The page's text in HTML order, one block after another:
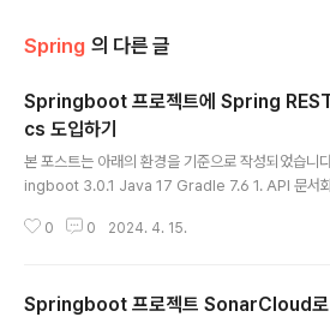
Spring 의 다른 글
Springboot 프로젝트에 Spring
cs 도입하기
본 포스트는 아래의 환경을 기준으로 작성되었습니
ingboot 3.0.1 Java 17 Gradle 7.6 1. API 문서
API 문서화는 필수죠?! API 문서화를 위해서는 도구
래도 사람이 수작업으로 하는 일이다 보니 수정 사항
0 0 2024. 4. 15.
Springboot 프로젝트 SonarCloud로